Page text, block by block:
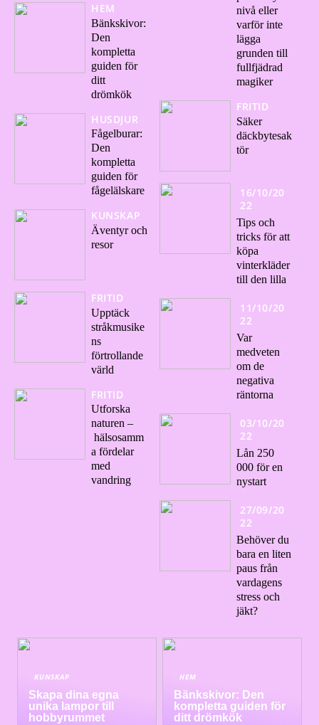
HEM
Bänkskivor:
Den
kompletta
guiden för
ditt
drömkök
HUSDJUR
Fågelburar:
Den
kompletta
guiden för
fågelälskare
KUNSKAP
Äventyr och
resor
FRITID
Upptäck
stråkmusike
ns
förtrollande
värld
FRITID
Utforska
naturen –
hälsosamm
a fördelar
med
vandring
nivå eller
varför inte
lägga
grunden till
fullfjädrad
magiker
FRITID
Säker
däckbytesak
tör
16/10/20
22
Tips och
tricks för att
köpa
vinterkläder
till den lilla
11/10/20
22
Var
medveten
om de
negativa
räntorna
03/10/20
22
Lån 250
000 för en
nystart
27/09/20
22
Behöver du
bara en liten
paus från
vardagens
stress och
jäkt?
KUNSKAP
Skapa dina egna
unika lampor till
hobbyrummet
HEM
Bänkskivor: Den
kompletta guiden för
ditt drömkök